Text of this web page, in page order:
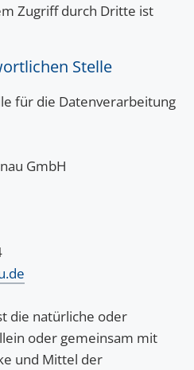
Zugriff durch Dritte ist
Stelle
für die Datenverarbeitung
GmbH
die natürliche oder
oder gemeinsam mit
und Mittel der